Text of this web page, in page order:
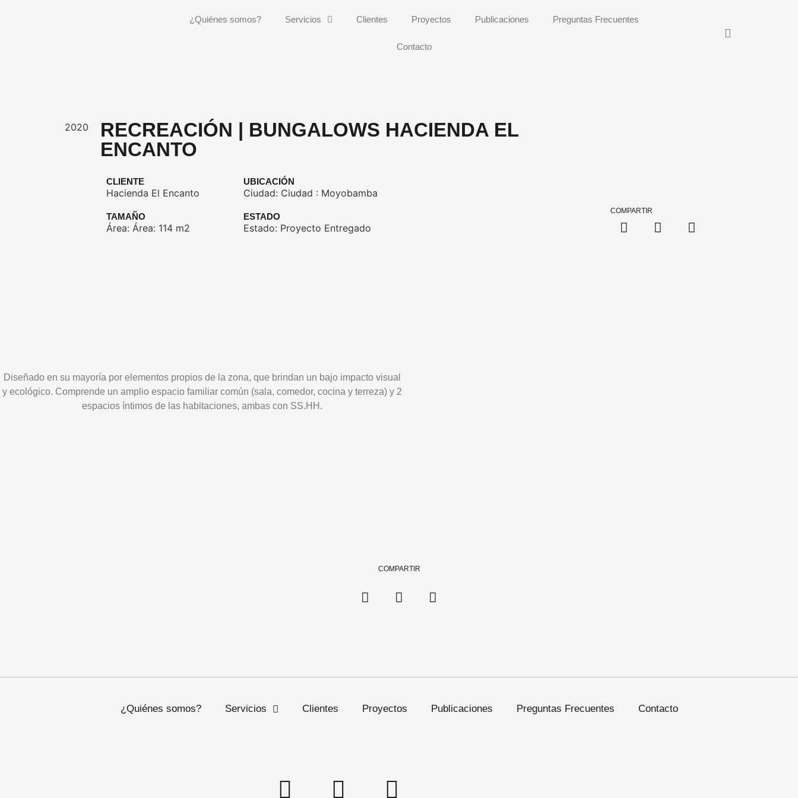
¿Quiénes somos? Servicios Clientes Proyectos Publicaciones Preguntas Frecuentes
Contacto
2020
RECREACIÓN | BUNGALOWS HACIENDA EL
ENCANTO
CLIENTE
Hacienda El Encanto
TAMAÑO
Área: Área: 114 m2
UBICACIÓN
Ciudad: Ciudad : Moyobamba
ESTADO
Estado: Proyecto Entregado
COMPARTIR
Diseñado en su mayoría por elementos propios de la zona, que brindan un bajo impacto visual
y ecológico. Comprende un amplio espacio familiar común (sala, comedor, cocina y terreza) y 2
espacios íntimos de las habitaciones, ambas con SS.HH.
COMPARTIR
¿Quiénes somos? Servicios Clientes Proyectos Publicaciones Preguntas Frecuentes Contacto